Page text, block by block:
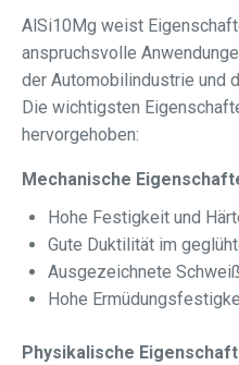
AlSi10Mg weist
anspruchsvolle
der Automobilindustrie und
Die wichtigsten
hervorgehoben:
Mechanische
Hohe Festigkeit und
Gute Duktilität im
Ausgezeichnete
Hohe
Physikalische